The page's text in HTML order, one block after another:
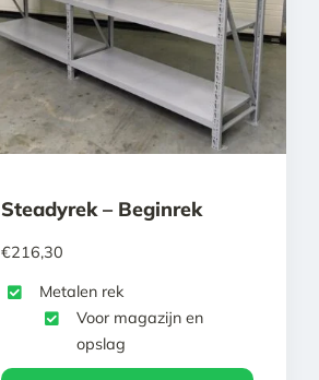
Steadyrek – Beginrek
€216,30
Metalen rek
Voor magazijn en
opslag